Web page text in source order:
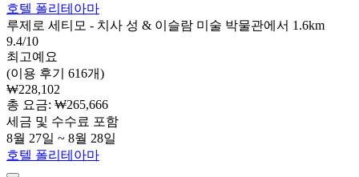
호텔 폴리테아마
루제로 세티모 - 치사 성 & 이슬람 미술 박물관에서 1.6km
9.4/10
최고예요
(이용 후기 616개)
₩228,102
총 요금: ₩265,666
세금 및 수수료 포함
8월 27일 ~ 8월 28일
호텔 폴리테아마